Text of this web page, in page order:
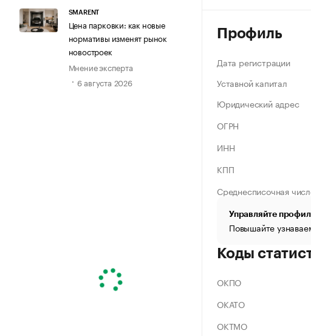
SMARENT
Цена парковки: как новые
нормативы изменят рынок
новостроек
Мнение эксперта
6 августа 2026
Профиль
Дата регистрации
Уставной капитал
Юридический адрес
ОГРН
ИНН
КПП
Среднесписочная
Управляйте
Повышайте
Коды
ОКПО
ОКАТО
ОКТМО